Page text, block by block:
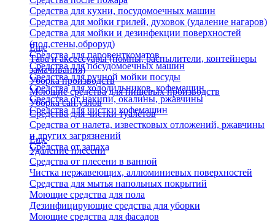
Средства для кухни, посудомоечных машин
Средства для мойки грилей, духовок (удаление нагаров)
Средства для мойки и дезинфекции поверхностей
(пол,стены,оброруд)
Средства для паровенткоматов
Средства для посудомоечных машин
Средства для ручной мойки посуды
Средства для холодильников, кофемашин
Средства от накипи, окалины, ржавчины
Средства для чистки кофемашин
Еще
Тара и аксессуары (помпы, распылители, контейнеры
замачивания)
Уборка производств
Моющие средства для пищевых производств
Уборка сан.узлов
Средства для чистки туалетов
Средства от налета, известковых отложений, ржавчины
и других загрязнений
Средства от запаха
Еще
Удаление плесени
Средства от плесени в ванной
Чистка нержавеющих, аллюминиевых поверхностей
Средства для мытья напольных покрытий
Моющие средства для пола
Дезинфицирующие средства для уборки
Моющие средства для фасадов